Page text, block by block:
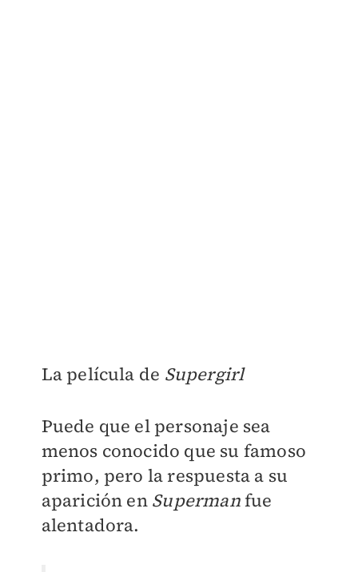
La película de Supergirl
Puede que el personaje sea
menos conocido que su famoso
primo, pero la respuesta a su
aparición en Supermanfue
alentadora.